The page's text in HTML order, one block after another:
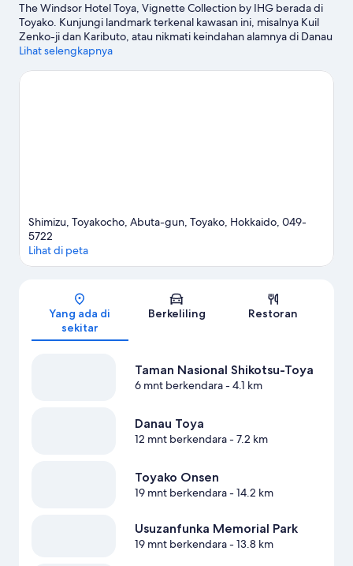
The Windsor Hotel Toya, Vignette Collection by IHG berada di
Toyako. Kunjungi landmark terkenal kawasan ini, misalnya Kuil
Zenko-ji dan Kaributo, atau nikmati keindahan alamnya di Danau
Toya serta Taman Nasional Shikotsu-Toya. Resor Rusutsu dan
petualangan air di area ini dengan arung jeram sekitar, atau
Lihat selengkapnya
Shimizu, Toyakocho, Abuta-gun, Toyako, Hokkaido, 049-
5722
Lihat di peta
Yang ada di
sekitar
Berkeliling Restoran
Taman Nasional Shikotsu-Toya
6 mnt berkendara- 4.1 km
Danau Toya
12 mnt berkendara- 7.2 km
Toyako Onsen
19 mnt berkendara- 14.2 km
Usuzanfunka Memorial Park
19 mnt berkendara- 13.8 km